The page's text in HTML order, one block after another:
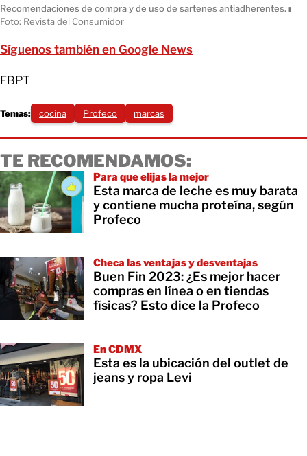
Recomendaciones de compra y de uso de sartenes antiadherentes. ı
Foto: Revista del Consumidor
Síguenos también en Google News
FBPT
Temas: cocina Profeco marcas
TE RECOMENDAMOS:
Para que elijas la mejor
Esta marca de leche es muy barata
y contiene mucha proteína, según
Profeco
Checa las ventajas y desventajas
Buen Fin 2023: ¿Es mejor hacer
compras en línea o en tiendas
físicas? Esto dice la Profeco
En CDMX
Esta es la ubicación del outlet de
jeans y ropa Levi